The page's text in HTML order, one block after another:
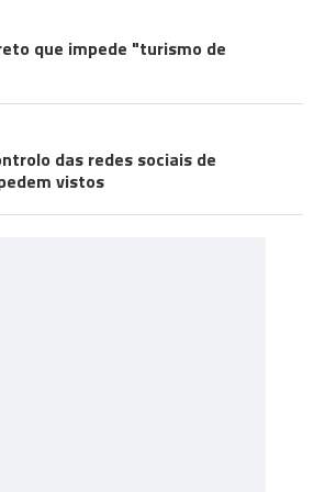
que impede "turismo de
das redes sociais de
vistos